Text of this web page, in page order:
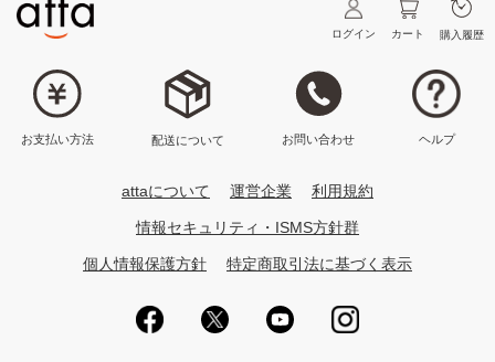
ログイン カート 購入履歴
お支払い方法 配送について お問い合わせ ヘルプ
attaについて 運営企業 利用規約
情報セキュリティ・ISMS方針群
個人情報保護方針 特定商取引法に基づく表示